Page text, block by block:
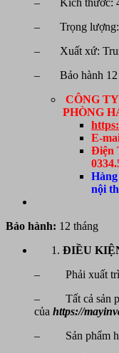
– Kích thước:
– Trọng lượng:
– Xuất xứ:
– Bảo hành 12
CÔNG
PHÒNG
E-
Điện
nội
Bảo hành: 12 tháng
ĐIỀU
– Phải xuất trình
– Tất cả sản
của https://
– Sản phẩm hư